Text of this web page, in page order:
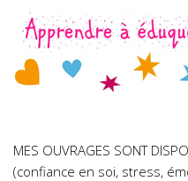
MES OUVRAGES SONT
(confiance en soi, stress,